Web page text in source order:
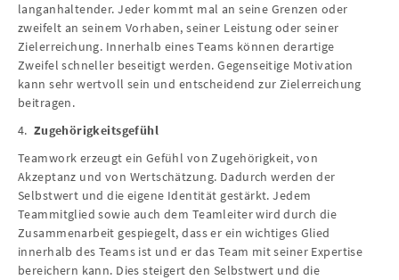
langanhaltender. Jeder kommt mal an seine Grenzen oder
zweifelt an seinem Vorhaben, seiner Leistung oder seiner
Zielerreichung. Innerhalb eines Teams können derartige
Zweifel schneller beseitigt werden. Gegenseitige Motivation
kann sehr wertvoll sein und entscheidend zur Zielerreichung
beitragen.
4. Zugehörigkeitsgefühl
Teamwork erzeugt ein Gefühl von Zugehörigkeit, von
Akzeptanz und von Wertschätzung. Dadurch werden der
Selbstwert und die eigene Identität gestärkt. Jedem
Teammitglied sowie auch dem Teamleiter wird durch die
Zusammenarbeit gespiegelt, dass er ein wichtiges Glied
innerhalb des Teams ist und er das Team mit seiner Expertise
bereichern kann. Dies steigert den Selbstwert und die